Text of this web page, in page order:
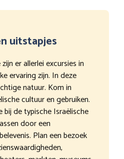
uitstapjes
er allerlei excursies in
ervaring zijn. In deze
natuur. Kom in
cultuur en gebruiken.
bij de typische Israëlische
door een
Plan een bezoek